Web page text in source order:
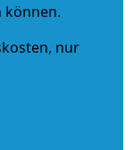
können.
nur